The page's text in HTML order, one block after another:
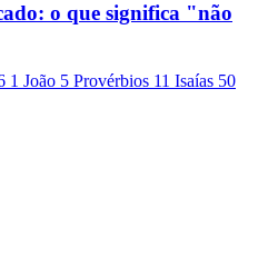
o que significa "não
1 João 5 Provérbios 11 Isaías 50